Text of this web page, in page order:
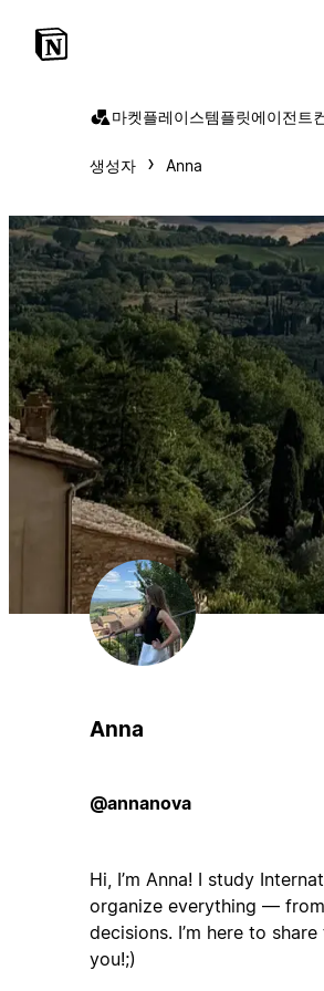
마켓플레이스템플릿에이전트
생성자 Anna
Anna
@annanova
Hi, I’m Anna! I study
organize everything —
decisions. I’m here to
you!;)